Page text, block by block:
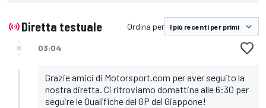
Diretta testuale Ordina per
03:04
Grazie amici di Motorsport.com per aver seguito la
nostra diretta. Ci ritroviamo domattina alle 6:30 per
seguire le Qualifiche del GP del Giappone!